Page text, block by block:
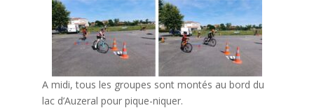
A midi, tous les groupes sont montés au bord du
lac d’Auzeral pour pique-niquer.